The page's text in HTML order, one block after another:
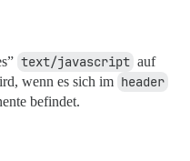
text/javascript auf
wenn es sich im header
befindet.